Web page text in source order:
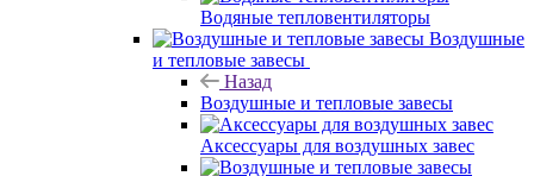
Водяные тепловентиляторы
Воздушные
и тепловые завесы
Назад
Воздушные и тепловые завесы
Аксессуары для воздушных завес